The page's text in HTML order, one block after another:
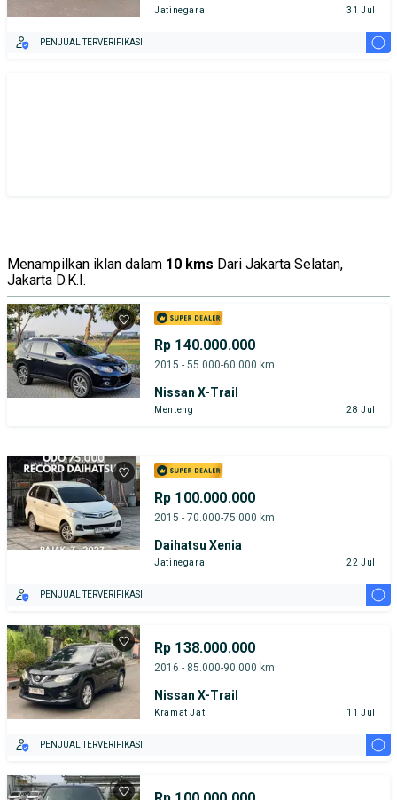
Jatinegara 31 Jul
PENJUAL TERVERIFIKASI i
Menampilkan iklan dalam 10 kms Dari Jakarta Selatan,
Jakarta D.K.I.
Rp 140.000.000
2015 - 55.000-60.000 km
Nissan X-Trail
Menteng 28 Jul
Rp 100.000.000
2015 - 70.000-75.000 km
Daihatsu Xenia
Jatinegara 22 Jul
PENJUAL TERVERIFIKASI i
Rp 138.000.000
2016 - 85.000-90.000 km
Nissan X-Trail
Kramat Jati 11 Jul
PENJUAL TERVERIFIKASI i